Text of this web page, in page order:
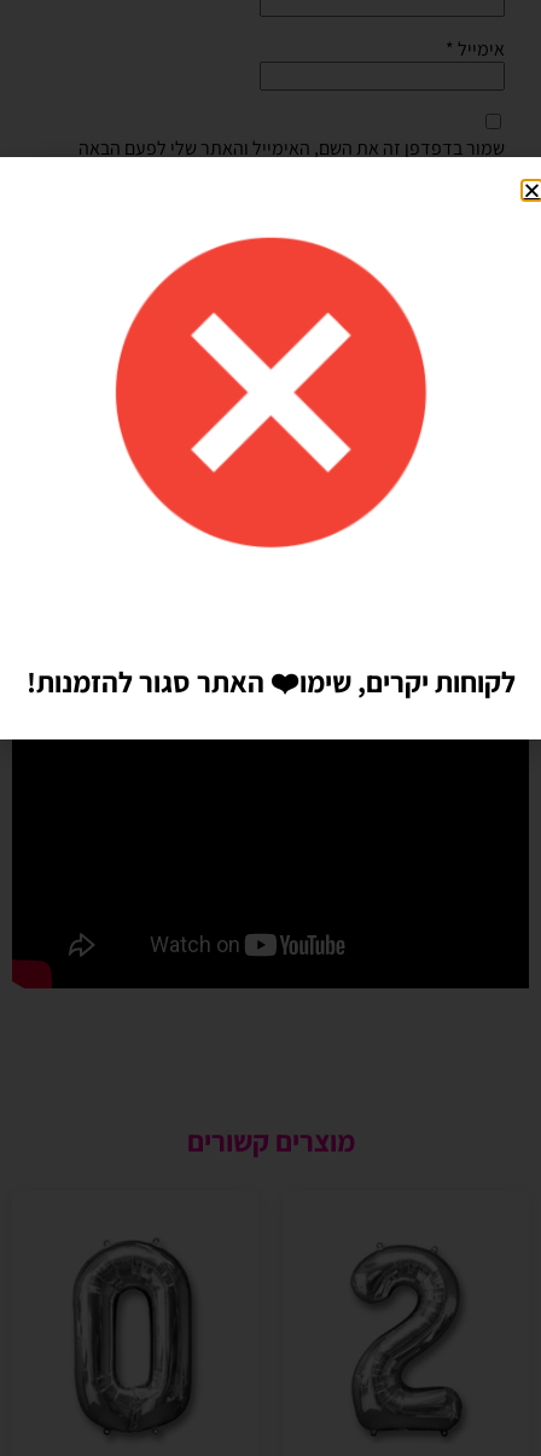
אימייל *
שמור בדפדפן זה את השם, האימייל והאתר שלי לפעם הבאה
Shilav Sayag
איכות מדהימה!
הזמנתי בלונים כדי לעצב קשת ליום הולדת של הבן שלי, המשלוח הגיע
מהר מהמצופה!! הכל באיכות מדהימה, בצבעים יפים בדיוק כמו שחשבתי
שיהיו!! התמונות מדברות בעד עצמן!! ממליצה בחום♥️♥️♥️
מוצרים קשורים
לקוחות יקרים, שימו❤️ האתר סגור להזמנות!